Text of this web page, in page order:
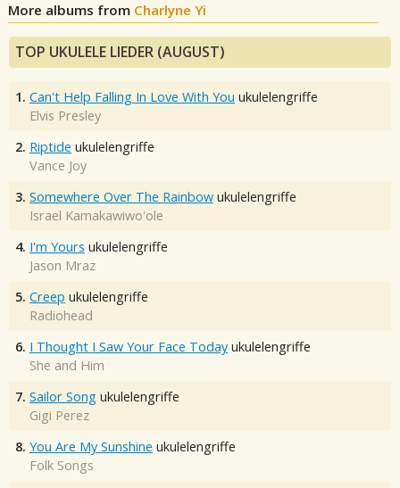
More albums from Charlyne Yi
TOP UKULELE LIEDER (AUGUST)
1. Can't Help Falling In Love With You ukulelengriffe
Elvis Presley
2. Riptide ukulelengriffe
Vance Joy
3. Somewhere Over The Rainbow ukulelengriffe
Israel Kamakawiwo'ole
4. I'm Yours ukulelengriffe
Jason Mraz
5. Creep ukulelengriffe
Radiohead
6. I Thought I Saw Your Face Today ukulelengriffe
She and Him
7. Sailor Song ukulelengriffe
Gigi Perez
8. You Are My Sunshine ukulelengriffe
Folk Songs